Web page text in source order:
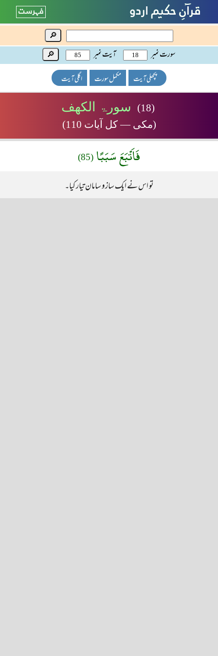
🔎
سورت نمبر آیت نمبر 🔎
پچھلی آیت مکمل سورت اگلی آیت
(18) سورۃ الکھف
(مکی — کل آیات 110)
فَاَتْبَعَ سَبَبًا (85)
تو اس نے ایک ساز و سامان تیار کیا۔